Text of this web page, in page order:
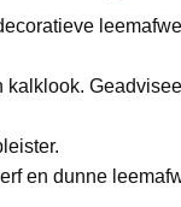
kalklook.
en dunne